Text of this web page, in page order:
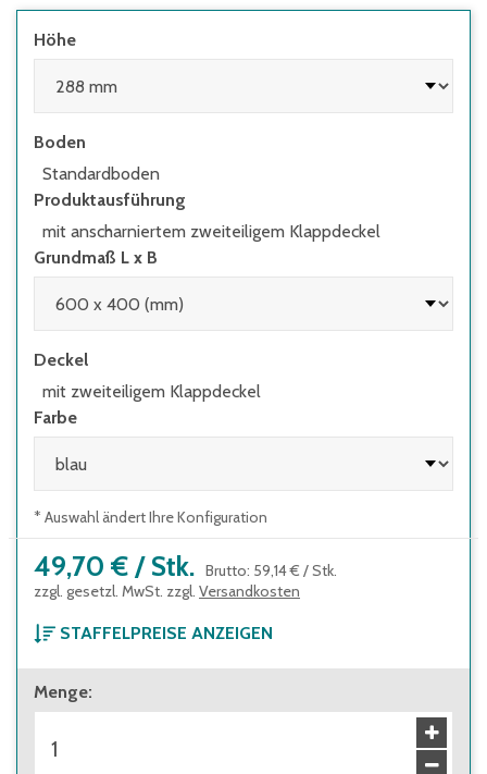
Höhe
Boden
Standardboden
Produktausführung
mit anscharniertem zweiteiligem Klappdeckel
Grundmaß L x B
Deckel
mit zweiteiligem Klappdeckel
Farbe
* Auswahl ändert Ihre Konfiguration
49,70 € / Stk. Brutto: 59,14 € /Stk.
zzgl. gesetzl. MwSt. zzgl. Versandkosten
STAFFELPREISE ANZEIGEN
ab 1 Stück
49,70 €
ab 28 Stück
44,80 €
Menge: